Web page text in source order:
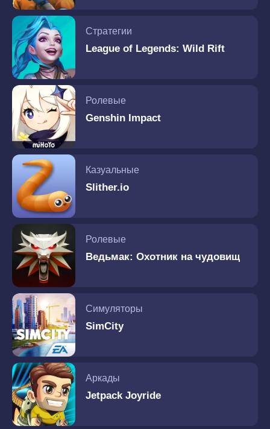
Стратегии
League of Legends: Wild Rift
Ролевые
Genshin Impact
Казуальные
Slither.io
Ролевые
Ведьмак: Охотник на чудовищ
Симуляторы
SimCity
Аркады
Jetpack Joyride